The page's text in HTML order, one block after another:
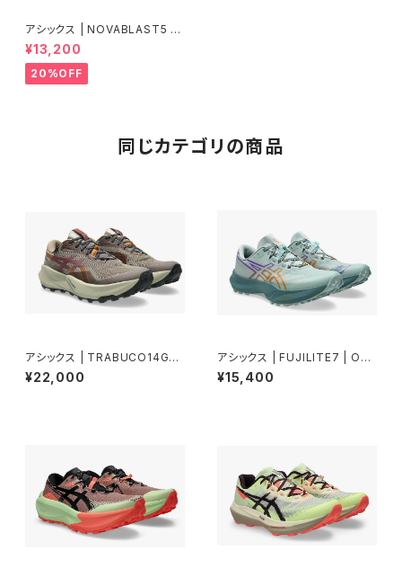
アシックス | NOVABLAST5 |
BLACK/PEARL PINK | Wom
en
¥13,200
20%OFF
同じカテゴリの商品
アシックス | TRABUCO14GT
X | TAUPEGREY/OATMEAL
| Men
¥22,000
アシックス | FUJILITE7 | OCE
ANHAZE/FOGGYTEAL | Uni
sex
¥15,400